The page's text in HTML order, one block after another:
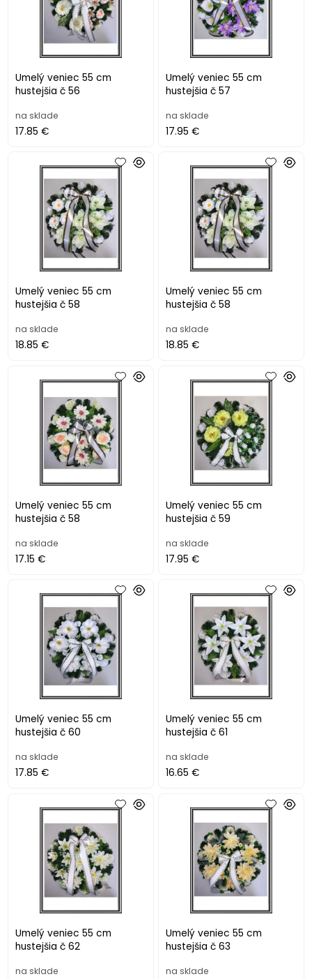
Umelý veniec 55 cm
hustejšia č 56
na sklade
17.85 €
Umelý veniec 55 cm
hustejšia č 57
na sklade
17.95 €
Umelý veniec 55 cm
hustejšia č 58
na sklade
18.85 €
Umelý veniec 55 cm
hustejšia č 58
na sklade
18.85 €
Umelý veniec 55 cm
hustejšia č 58
na sklade
17.15 €
Umelý veniec 55 cm
hustejšia č 59
na sklade
17.95 €
Umelý veniec 55 cm
hustejšia č 60
na sklade
17.85 €
Umelý veniec 55 cm
hustejšia č 61
na sklade
16.65 €
Umelý veniec 55 cm
hustejšia č 62
na sklade
Umelý veniec 55 cm
hustejšia č 63
na sklade